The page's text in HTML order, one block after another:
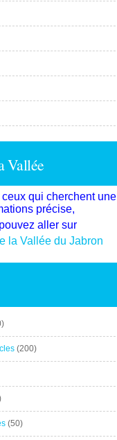
Vallée
qui cherchent une
précise,
aller sur
la Vallée du Jabron
(200)
(50)